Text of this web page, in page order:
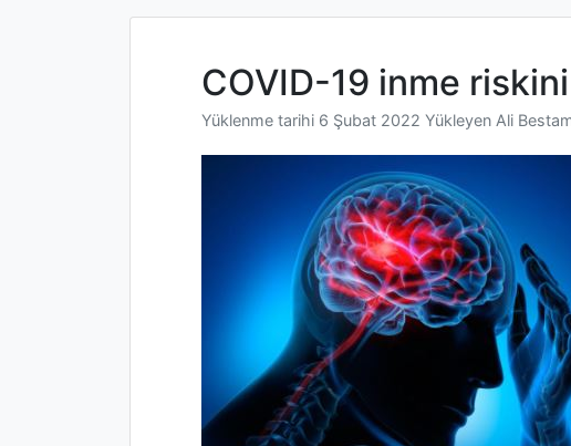
COVID-19 inme riskini
Yüklenme tarihi 6 Şubat 2022 Yükleyen Ali